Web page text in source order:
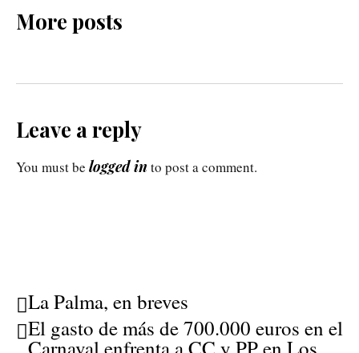
More posts
Leave a reply
You must be logged in to post a comment.
La Palma, en breves
El gasto de más de 700.000 euros en el
Carnaval enfrenta a CC y PP en Los